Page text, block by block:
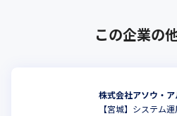
・アソウ・アルファとしては、「自
いがあり、よりモチベーションが高
この企業の
株式会社アソウ・ア
【宮城】システム